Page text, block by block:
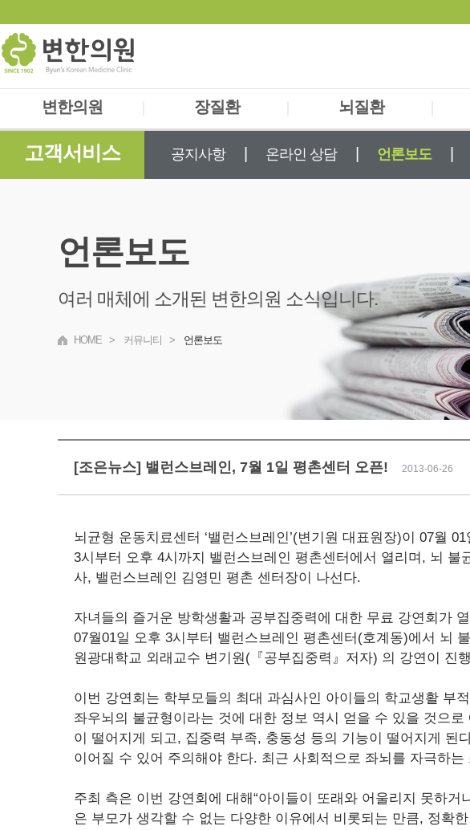
변한의원
의료진소개
검진 및 진단
장질환
과민성대장증후군
소화불량(담적)
뇌질환
자율신경실조증
두통/어지러움
고객서비스 공지사항 온라인 상담 언론보도
언론보도
여러 매체에 소개된 변한의원 소식입니다.
HOME > 커뮤니티 > 언론보도
[조은뉴스] 밸런스브레인, 7월 1일 평촌센터 오픈! 2013-06-26
뇌균형 운동치료센터 ‘밸런스브레인’(변기원 대표원장)이 07월
3시부터 오후 4시까지 밸런스브레인 평촌센터에서 열리며, 뇌
사, 밸런스브레인 김영민 평촌 센터장이 나선다.
자녀들의 즐거운 방학생활과 공부집중력에 대한 무료 강연회가
07월01일 오후 3시부터 밸런스브레인 평촌센터(호계동)에서 뇌
원광대학교 외래교수 변기원(『공부집중력』저자) 의 강연이 진
이번 강연회는 학부모들의 최대 과심사인 아이들의 학교생활 부
좌우뇌의 불균형이라는 것에 대한 정보 역시 얻을 수 있을 것으
이 떨어지게 되고, 집중력 부족, 충동성 등의 기능이 떨어지게
이어질 수 있어 주의해야 한다. 최근 사회적으로 좌뇌를 자극하
주최 측은 이번 강연회에 대해“아이들이 또래와 어울리지 못하
은 부모가 생각할 수 없는 다양한 이유에서 비롯되는 만큼, 정확